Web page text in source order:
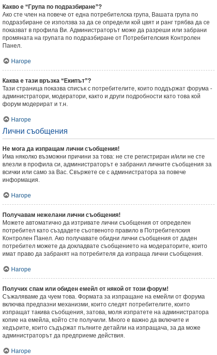
Какво е “Група по подразбиране”?
Ако сте член на повече от една потребителска група, Вашата група по
подразбиране се използва за да се определи кой цвят и ранг трябва да се
показват в профила Ви. Администраторът може да разреши или забрани
промяната на групата по подразбиране от Потребителския Контролен
Панел.
Нагоре
Каква е тази връзка “Екипът”?
Тази страница показва списък с потребителите, които поддържат форума -
администратори, модератори, както и други подробности като това кой
форум модерират и т.н.
Нагоре
Лични съобщения
Не мога да изпращам лични съобщения!
Има няколко възможни причини за това: не сте регистриран и/или не сте
влезли в профила си, администраторът е забранил личните съобщения за
всички или само за Вас. Свържете се с администратора за повече
информация.
Нагоре
Получавам нежелани лични съобщения!
Можете автоматично да изтривате лични съобщения от определен
потребител като създадете съотвеното правило в Потребителския
Контролен Панел. Ако получавате обидни лични съобщения от даден
потребител можете да докладвате съобщението на модераторите, които
имат право да забранят на потребителя да изпраща лични съобщения.
Нагоре
Получих спам или обиден емейл от някой от този форум!
Съжаляваме да чуем това. Формата за изпращане на емейли от форума
включва предпазни механизми, които следят потребителите, които
изпращат такива съобщения, затова, моля изпратете на администратора
копие на емейла, който сте получили. Много е важно да включите и
хедърите, които съдържат пълните детайли на изпращача, за да може
администраторът да предприеме действия.
Нагоре